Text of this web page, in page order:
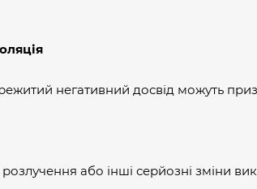
негативний досвід можуть
розлучення або інші серйозні зміни